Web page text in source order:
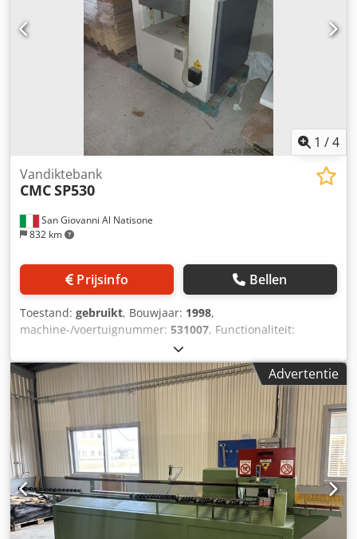
1 /4
San Giovanni Al Natisone
832 km
Vandiktebank
CMCSP530
Prijsinfo Bellen
Toestand: gebruikt, Bouwjaar: 1998,
machine-/voertuignummer: 531007, Functionaliteit:
, DIKTEBANK CMC MOD. SP530 -
VOLGENS CE-NORM Dcjdpjx Rqmcjfx Adyjk - Serienummer:
531007 - Bouwjaar: 1998
Advertentie